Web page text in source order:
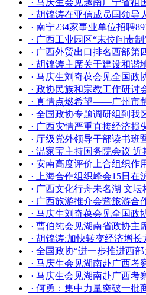
· 马庆生会见越南广宁省祖
· 胡锦涛在亚信成员国领导
· 南宁234家事业单位招聘
· 广西工业园区“末位问责
· 广西外贸出口排名西部第
· 胡锦涛主席关于建设和谐
· 马庆生刘奇葆会见全国政
· 政协民族和宗教工作研讨
· 真情点燃希望——广州市
· 全国政协专题调研组到
· 广西灾情严重直接经济损
· 厅级党外领导干部读书班
· 温家宝主持国务院会议
· 安南高度评价上合组织作
· 上海合作组织峰会15日在
· 广西文化行舟未名湖 文
· 广西旅游推介会暨旅游合
· 马庆生刘奇葆会见全国政
· 曹伯纯会见湖南省政协主
· 胡锦涛:加快转变经济增
· 全国政协“进一步推进西
· 马庆生会见湖南赴广西考
· 马庆生会见湖南赴广西考
· 何勇：集中力量突破一批